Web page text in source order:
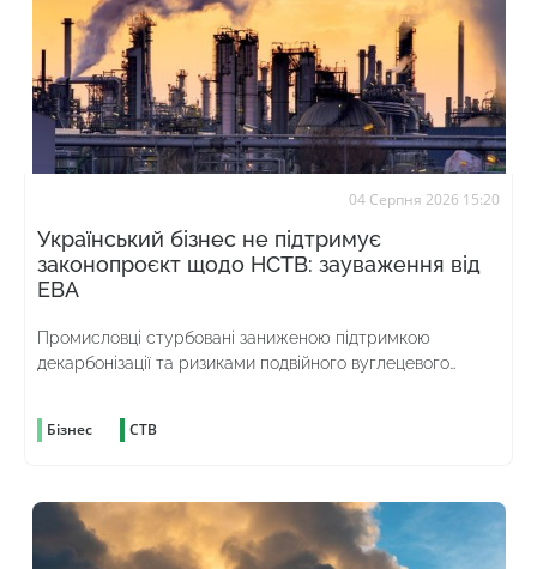
04 Серпня 2026 15:20
Український бізнес не підтримує
законопроєкт щодо НСТВ: зауваження від
ЕВА
Промисловці стурбовані заниженою підтримкою
декарбонізації та ризиками подвійного вуглецевого
Бізнес СТВ